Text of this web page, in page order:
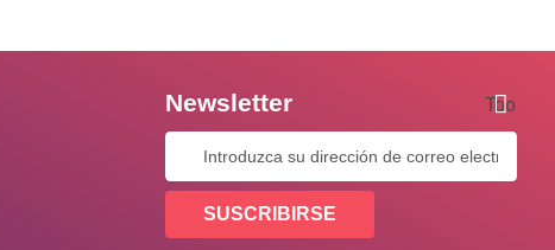
Newsletter Tooltip
SUSCRIBIRSE